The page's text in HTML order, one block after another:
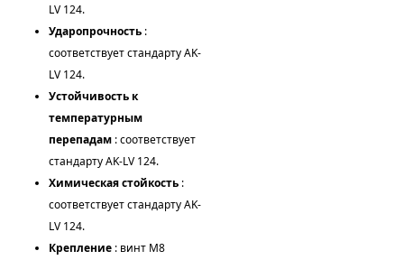
LV 124.
Ударопрочность :
соответствует стандарту AK-
LV 124.
Устойчивость к
температурным
перепадам : соответствует
стандарту AK-LV 124.
Химическая стойкость :
соответствует стандарту AK-
LV 124.
Крепление : винт M8